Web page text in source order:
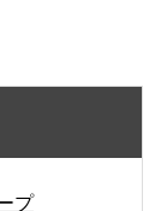
プ